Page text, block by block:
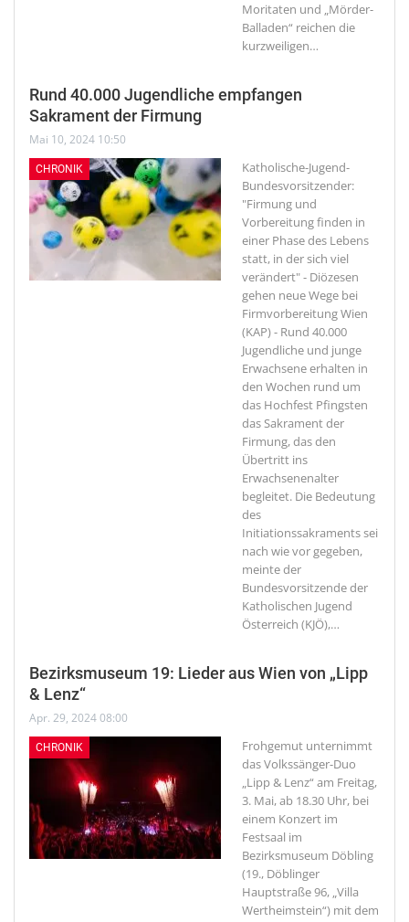
Moritaten und „Mörder-
Balladen“ reichen die
kurzweiligen…
Rund 40.000 Jugendliche empfangen
Sakrament der Firmung
Mai 10, 2024 10:50
CHRONIK
Katholische-Jugend-
Bundesvorsitzender:
"Firmung und
Vorbereitung finden in
einer Phase des Lebens
statt, in der sich viel
verändert" - Diözesen
gehen neue Wege bei
FirmvorbereitungWien
(KAP) - Rund 40.000
Jugendliche und junge
Erwachsene erhalten in
den Wochen rund um
das Hochfest Pfingsten
das Sakrament der
Firmung, das den
Übertritt ins
Erwachsenenalter
begleitet. Die Bedeutung
des
Initiationssakraments sei
nach wie vor gegeben,
meinte der
Bundesvorsitzende der
Katholischen Jugend
Österreich (KJÖ),…
Bezirksmuseum 19: Lieder aus Wien von „Lipp
& Lenz“
Apr. 29, 2024 08:00
CHRONIK
Frohgemut unternimmt
das Volkssänger-Duo
„Lipp & Lenz“ am Freitag,
3. Mai, ab 18.30 Uhr, bei
einem Konzert im
Festsaal im
Bezirksmuseum Döbling
(19., Döblinger
Hauptstraße 96, „Villa
Wertheimstein“) mit dem